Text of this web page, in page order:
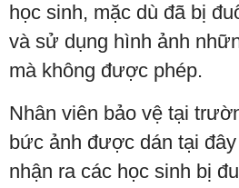
học sinh, mặc dù đã bị
và sử dụng hình ảnh
mà không được phép.
Nhân viên bảo vệ tại
bức ảnh được dán tại
nhận ra các học sinh bị